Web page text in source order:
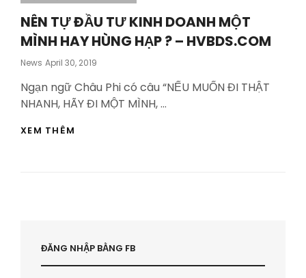
NÊN TỰ ĐẦU TƯ KINH DOANH MỘT
MÌNH HAY HÙNG HẠP ? – HVBDS.COM
News Posted
April 30, 2019
Ngạn ngữ Châu Phi có câu “NẾU MUỐN ĐI THẬT
NHANH, HÃY ĐI MỘT MÌNH, …
XEM THÊM
HÙNG
HẠP
?
ĐĂNG NHẬP BẰNG FB